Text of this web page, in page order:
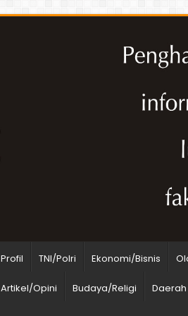
Profil TNI/Polri Ekonomi/Bisnis
Artikel/Opini Budaya/Religi Daerah